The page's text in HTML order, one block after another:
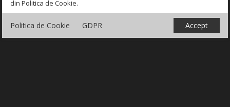
din Politica de Cookie.
Politica de Cookie GDPR Accept